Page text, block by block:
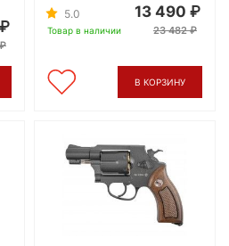
5.0
Товар в наличии
13 490
23 482
В КОРЗИНУ